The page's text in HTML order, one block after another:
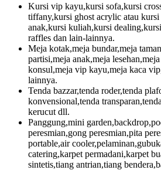
Kursi vip kayu,kursi sofa,kursi
tiffany,kursi ghost acrylic atau kursi
anak,kursi kuliah,kursi
raffles dan lain-lainnya.
Meja kotak,meja bundar,meja
partisi,meja anak,meja
konsul,meja vip kayu,meja kaca
lainnya.
Tenda bazzar,tenda roder,tenda
konvensional,tenda
kerucut dll.
Panggung,mini
peresmian,gong peresmian,pita
portable,air
catering,karpet permadani,karpet
sintetis,tiang antrian,tiang